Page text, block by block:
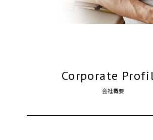
Corporate
会社概要